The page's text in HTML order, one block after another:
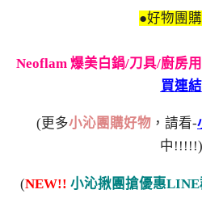
●好物團
Neoflam 爆美白鍋/刀具/廚房
買連結
(更多小沁團購好物 ，請看-
中!!!!!)
(NEW!! 小沁揪團搶優惠